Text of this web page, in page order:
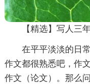
【精选】写人三
在平平淡淡的日
作文都很熟悉吧，作
作文（论文）。那么